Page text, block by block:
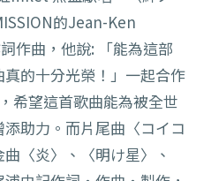
的Jean-Ken
作曲，他說: 「能為這部
的十分光榮！」一起合作
希望這首歌曲能為被全世
助力。而片尾曲〈コイコ
〈炎〉、〈明け星〉、